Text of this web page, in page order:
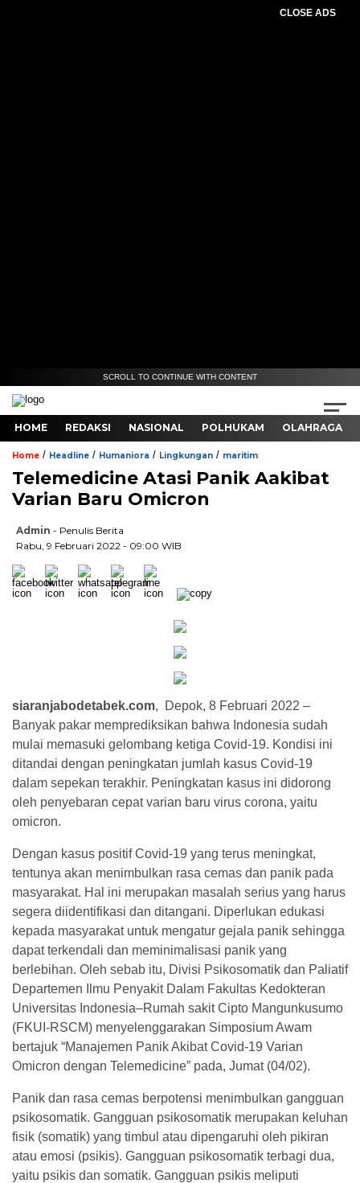
CLOSE ADS
SCROLL TO CONTINUE WITH CONTENT
HOME REDAKSI NASIONAL POLHUKAM OLAHRAGA
Home / Headline / Humaniora / Lingkungan / maritim
Telemedicine Atasi Panik Aakibat
Varian Baru Omicron
Admin - Penulis Berita
Rabu, 9 Februari 2022 - 09:00 WIB
siaranjabodetabek.com, Depok, 8 Februari 2022 –
Banyak pakar memprediksikan bahwa Indonesia sudah
mulai memasuki gelombang ketiga Covid-19. Kondisi ini
ditandai dengan peningkatan jumlah kasus Covid-19
dalam sepekan terakhir. Peningkatan kasus ini didorong
oleh penyebaran cepat varian baru virus corona, yaitu
omicron.
Dengan kasus positif Covid-19 yang terus meningkat,
tentunya akan menimbulkan rasa cemas dan panik pada
masyarakat. Hal ini merupakan masalah serius yang harus
segera diidentifikasi dan ditangani. Diperlukan edukasi
kepada masyarakat untuk mengatur gejala panik sehingga
dapat terkendali dan meminimalisasi panik yang
berlebihan. Oleh sebab itu, Divisi Psikosomatik dan Paliatif
Departemen Ilmu Penyakit Dalam Fakultas Kedokteran
Universitas Indonesia–Rumah sakit Cipto Mangunkusumo
(FKUI-RSCM) menyelenggarakan Simposium Awam
bertajuk “Manajemen Panik Akibat Covid-19 Varian
Omicron dengan Telemedicine” pada, Jumat (04/02).
Panik dan rasa cemas berpotensi menimbulkan gangguan
psikosomatik. Gangguan psikosomatik merupakan keluhan
fisik (somatik) yang timbul atau dipengaruhi oleh pikiran
atau emosi (psikis). Gangguan psikosomatik terbagi dua,
yaitu psikis dan somatik. Gangguan psikis meliputi